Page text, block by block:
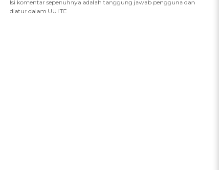
Isi komentar sepenuhnya adalah tanggung jawab pengguna dan
diatur dalam UU ITE